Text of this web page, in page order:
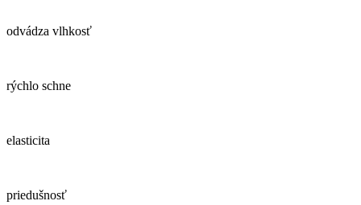
odvádza vlhkosť
rýchlo schne
elasticita
priedušnosť